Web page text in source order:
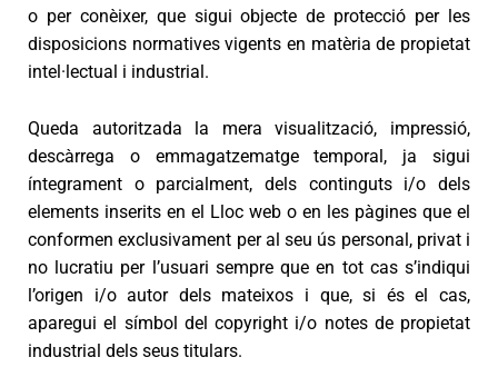
o per conèixer, que sigui objecte de protecció per les
disposicions normatives vigents en matèria de propietat
intel·lectual i industrial.
Queda autoritzada la mera visualització, impressió,
descàrrega o emmagatzematge temporal, ja sigui
íntegrament o parcialment, dels continguts i/o dels
elements inserits en el Lloc web o en les pàgines que el
conformen exclusivament per al seu ús personal, privat i
no lucratiu per l’usuari sempre que en tot cas s’indiqui
l’origen i/o autor dels mateixos i que, si és el cas,
aparegui el símbol del copyright i/o notes de propietat
industrial dels seus titulars.